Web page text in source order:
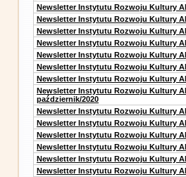
Newsletter Instytutu Rozwoju Kultury
Newsletter Instytutu Rozwoju Kultury
Newsletter Instytutu Rozwoju Kultury
Newsletter Instytutu Rozwoju Kultury
Newsletter Instytutu Rozwoju Kultury
Newsletter Instytutu Rozwoju Kultury
Newsletter Instytutu Rozwoju Kultury
Newsletter Instytutu Rozwoju Kultury
październik/2020
Newsletter Instytutu Rozwoju Kultury
Newsletter Instytutu Rozwoju Kultury
Newsletter Instytutu Rozwoju Kultury
Newsletter Instytutu Rozwoju Kultury
Newsletter Instytutu Rozwoju Kultury
Newsletter Instytutu Rozwoju Kultury